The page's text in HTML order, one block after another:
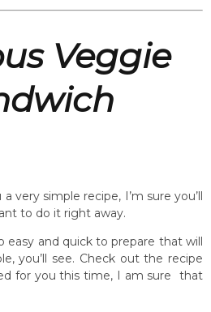
Veggie
very simple recipe, I’m sure you’ll
to do it right away.
easy and quick to prepare that will
you’ll see. Check out the recipe
for you this time, I am sure that